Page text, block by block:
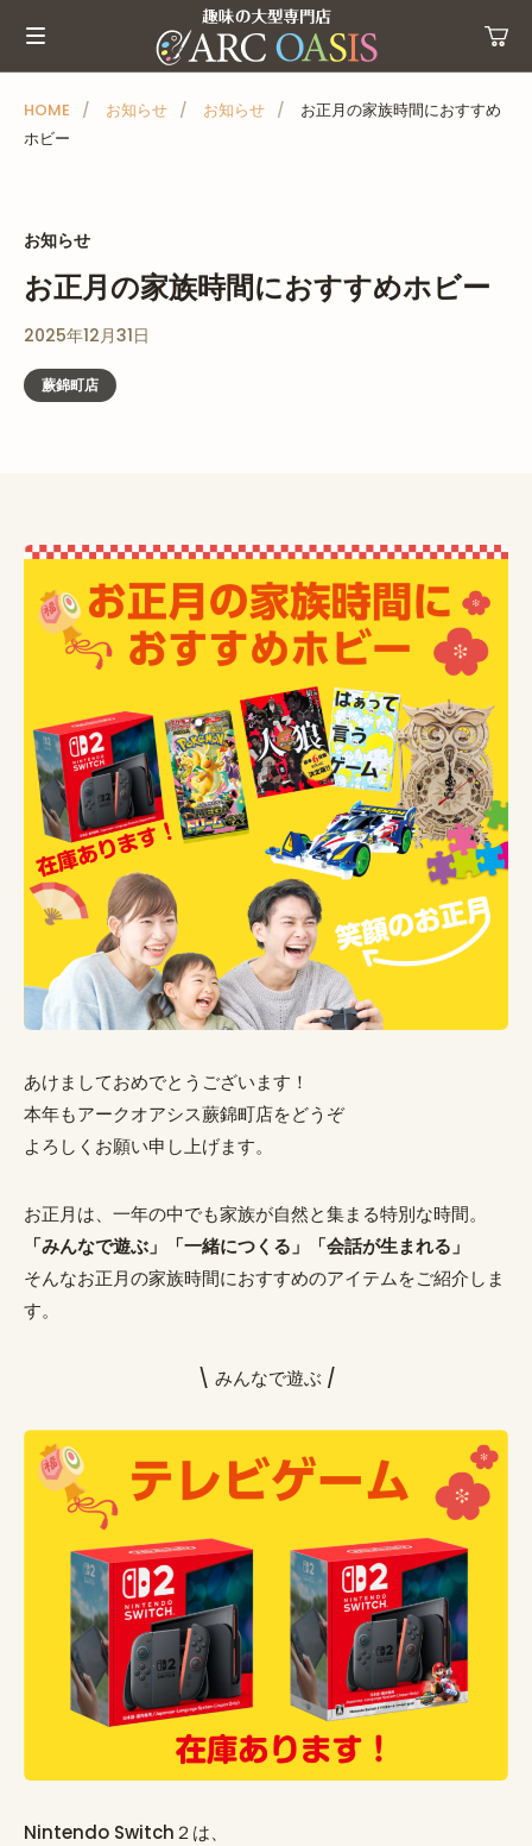
ュ
HOME お知らせ お知らせ
お正月の家族時間におすすめ
ホビー
お知らせ
お正月の家族時間におすすめホビー
2025年12月31日
蕨錦町店
あけましておめでとうございます！
本年もアークオアシス蕨錦町店をどうぞ
よろしくお願い申し上げます。
お正月は、一年の中でも家族が自然と集まる特別な時間。
「みんなで遊ぶ」「一緒につくる」「会話が生まれる」
そんなお正月の家族時間におすすめのアイテムをご紹介しま
す。
\ みんなで遊ぶ /
Nintendo Switch２は、